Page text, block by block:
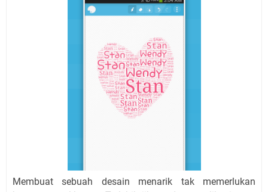
Membuat sebuah desain menarik tak memerlukan